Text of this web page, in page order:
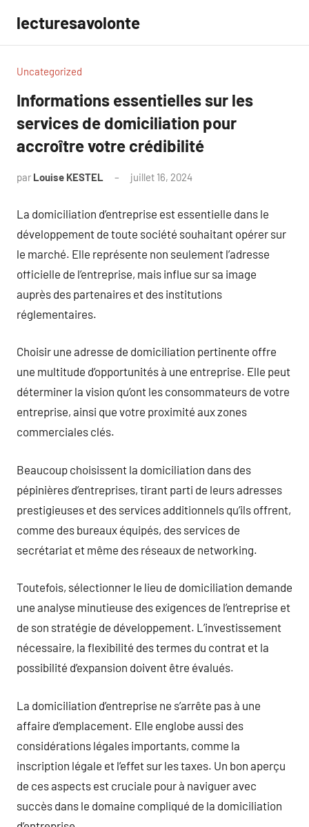
contenu
lecturesavolonte
Uncategorized
Informations essentielles sur les
services de domiciliation pour
accroître votre crédibilité
par Louise KESTEL juillet 16, 2024
La domiciliation d’entreprise est essentielle dans le
développement de toute société souhaitant opérer sur
le marché. Elle représente non seulement l’adresse
officielle de l’entreprise, mais influe sur sa image
auprès des partenaires et des institutions
réglementaires.
Choisir une adresse de domiciliation pertinente offre
une multitude d’opportunités à une entreprise. Elle peut
déterminer la vision qu’ont les consommateurs de votre
entreprise, ainsi que votre proximité aux zones
commerciales clés.
Beaucoup choisissent la domiciliation dans des
pépinières d’entreprises, tirant parti de leurs adresses
prestigieuses et des services additionnels qu’ils offrent,
comme des bureaux équipés, des services de
secrétariat et même des réseaux de networking.
Toutefois, sélectionner le lieu de domiciliation demande
une analyse minutieuse des exigences de l’entreprise et
de son stratégie de développement. L’investissement
nécessaire, la flexibilité des termes du contrat et la
possibilité d’expansion doivent être évalués.
La domiciliation d’entreprise ne s’arrête pas à une
affaire d’emplacement. Elle englobe aussi des
considérations légales importants, comme la
inscription légale et l’effet sur les taxes. Un bon aperçu
de ces aspects est cruciale pour à naviguer avec
succès dans le domaine compliqué de la domiciliation